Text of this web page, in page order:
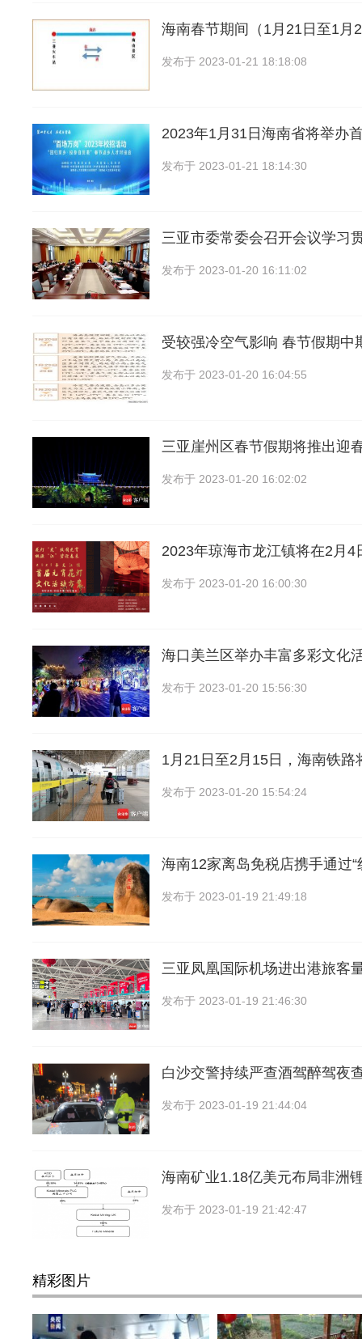
海南春节期间（1月21日至1月
发布于 2023-01-21 18:18:08
2023年1月31日海南省将举办
发布于 2023-01-21 18:14:30
三亚市委常委会召开会议学习
发布于 2023-01-20 16:11:02
受较强冷空气影响 春节假期中
发布于 2023-01-20 16:04:55
三亚崖州区春节假期将推出迎
发布于 2023-01-20 16:02:02
2023年琼海市龙江镇将在2月4
发布于 2023-01-20 16:00:30
海口美兰区举办丰富多彩文化
发布于 2023-01-20 15:56:30
1月21日至2月15日，海南铁路
发布于 2023-01-20 15:54:24
海南12家离岛免税店携手通过
发布于 2023-01-19 21:49:18
三亚凤凰国际机场进出港旅客
发布于 2023-01-19 21:46:30
白沙交警持续严查酒驾醉驾夜
发布于 2023-01-19 21:44:04
海南矿业1.18亿美元布局非洲
发布于 2023-01-19 21:42:47
精彩图片